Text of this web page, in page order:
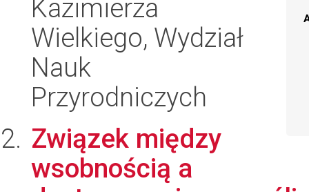
Kazimierza
Wielkiego, Wydział
Nauk
Przyrodniczych
Związek między
wsobnością a